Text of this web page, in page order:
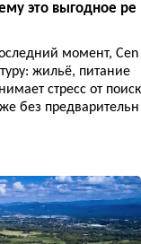
это выгодное ре
момент, Cen
жильё, питание
стресс от поиск
без предварительн